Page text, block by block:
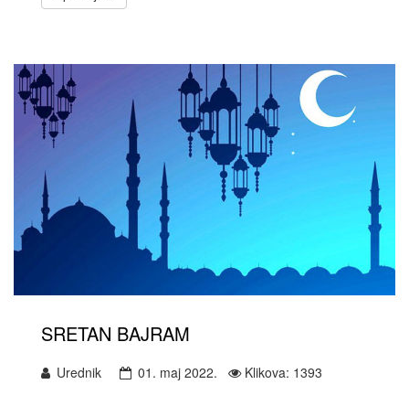
SRETAN BAJRAM
Urednik 01. maj 2022. Klikova: 1393